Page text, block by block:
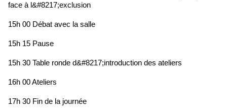
face à l&#8217;exclusion
15h 00 Débat avec la salle
15h 15 Pause
15h 30 Table ronde d&#8217;introduction des ateliers
16h 00 Ateliers
17h 30 Fin de la journée